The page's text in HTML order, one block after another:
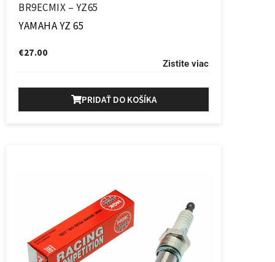
BR9ECMIX – YZ65
YAMAHA YZ 65
€27.00
Zistite viac
PRIDAŤ DO KOŠÍKA